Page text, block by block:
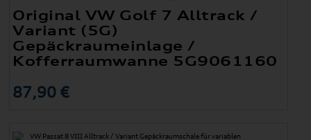
Original VW Golf 7 Alltrack /
Variant (5G)
Gepäckraumeinlage /
Kofferraumwanne 5G9061160
87,90 €